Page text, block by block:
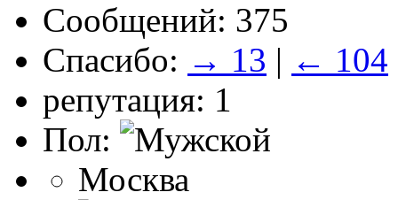
Сообщений: 375
Спасибо: → 13 | ← 104
репутация: 1
Пол:
Москва